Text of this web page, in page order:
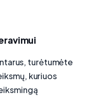
turėtumėte
kuriuos